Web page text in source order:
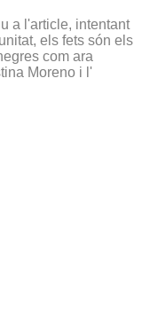
a l'article, intentant
els fets són els
com ara
Moreno i l'